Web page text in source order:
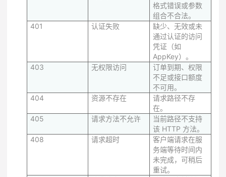
格式错误或参数
组合不合法。
401
认证失败
缺少、无效或未
通过认证的访问
凭证（如
AppKey）。
403
无权限访问
订单到期、权限
不足或接口额度
不可用。
404
资源不存在
请求路径不存
在。
405
请求方法不允许
当前路径不支持
该 HTTP 方法。
408
请求超时
客户端请求在服
务端等待时间内
未完成，可稍后
重试。